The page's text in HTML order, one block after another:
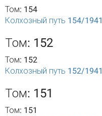
Том: 154
Колхозный путь 154/1941
Том: 152
Том: 152
Колхозный путь 152/1941
Том: 151
Том: 151